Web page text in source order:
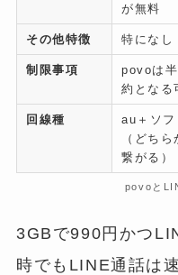
が無料
その他特徴 特になし
制限事項
povoは
約となる
回線種
au＋ソフ
（どち
繋がる）
povoと
3GBで990円かつ
時でもLINE通話は